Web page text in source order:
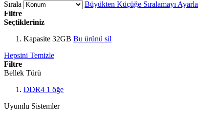
Sırala
Büyükten Küçüğe Sıralamayı Ayarla
Filtre
Seçtikleriniz
Kapasite 32GB Bu ürünü sil
Hepsini Temizle
Filtre
Bellek Türü
DDR4 1 öğe
Uyumlu Sistemler